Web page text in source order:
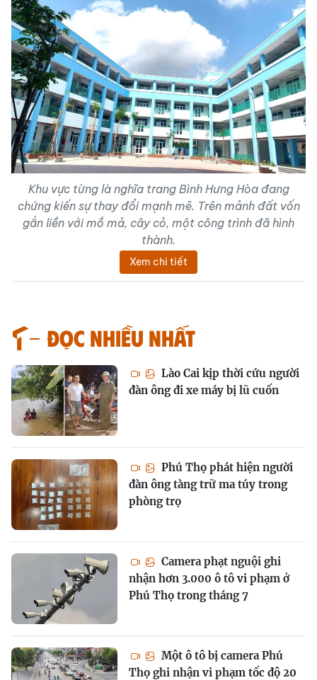
Khu vực từng là nghĩa trang Bình Hưng Hòa đang
chứng kiến sự thay đổi mạnh mẽ. Trên mảnh đất vốn
gắn liền với mồ mả, cây cỏ, một công trình đã hình
thành.
Xem chi tiết
Đọc nhiều nhất
Lào Cai kịp thời cứu người
đàn ông đi xe máy bị lũ cuốn
Phú Thọ phát hiện người
đàn ông tàng trữ ma túy trong
phòng trọ
Camera phạt nguội ghi
nhận hơn 3.000 ô tô vi phạm ở
Phú Thọ trong tháng 7
Một ô tô bị camera Phú
Thọ ghi nhận vi phạm tốc độ 20